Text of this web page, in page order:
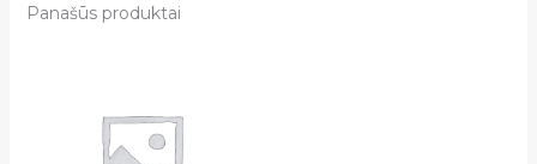
Panašūs produktai